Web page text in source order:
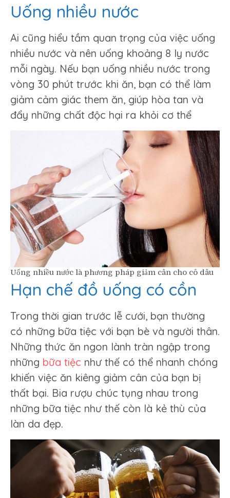
Uống nhiều nước
Ai cũng hiểu tầm quan trọng của việc uống
nhiều nước và nên uống khoảng 8 ly nước
mỗi ngày. Nếu bạn uống nhiều nước trong
vòng 30 phút trước khi ăn, bạn có thể làm
giảm cảm giác them ăn, giúp hòa tan và
đẩy những chất độc hại ra khỏi cơ thể
Uống nhiều nước là phương pháp giảm cân cho cô dâu
Hạn chế đồ uống có cồn
Trong thời gian trước lễ cưới, bạn thường
có những bữa tiệc với bạn bè và người thân.
Những thức ăn ngon lành tràn ngập trong
những bữa tiệc như thế có thể nhanh chóng
khiến việc ăn kiêng giảm cân của bạn bị
thất bại. Bia rượu chúc tụng nhau trong
những bữa tiệc như thế còn là kẻ thù của
làn da đẹp.